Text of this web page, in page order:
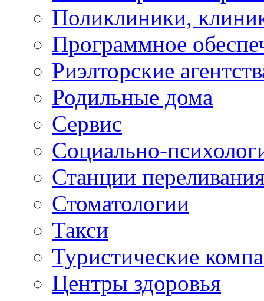
Поликлиники,
Программное
Риэлторские
Родильные дома
Сервис
Социально-
Станции
Стоматологии
Такси
Туристические
Центры здоровья